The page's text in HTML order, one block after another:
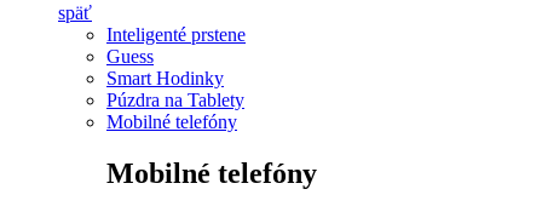
späť
Inteligenté prstene
Guess
Smart Hodinky
Púzdra na Tablety
Mobilné telefóny
Mobilné telefóny